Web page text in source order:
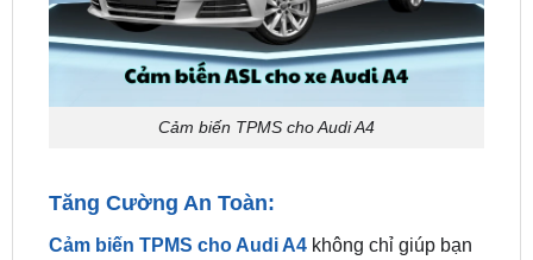
Cảm biến TPMS cho Audi A4
Tăng Cường An Toàn:
theo dõi chính xácáp suất lốp cho Audi A4
còn cảnh báo ngay lập tức khi phát hiện sự giảm